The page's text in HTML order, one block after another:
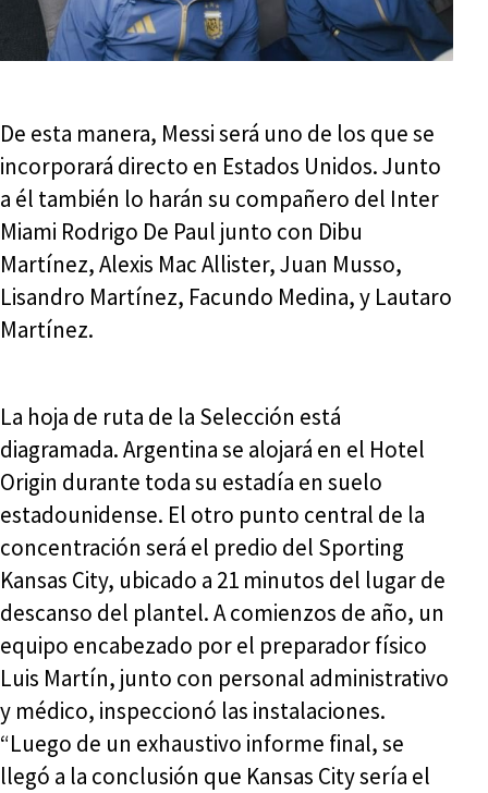
De esta manera, Messi será uno de los que se
incorporará directo en Estados Unidos. Junto
a él también lo harán su compañero del Inter
Miami Rodrigo De Paul junto con Dibu
Martínez, Alexis Mac Allister, Juan Musso,
Lisandro Martínez, Facundo Medina, y Lautaro
Martínez.
La hoja de ruta de la Selección está
diagramada. Argentina se alojará en el Hotel
Origin durante toda su estadía en suelo
estadounidense. El otro punto central de la
concentración será el predio del Sporting
Kansas City, ubicado a 21 minutos del lugar de
descanso del plantel. A comienzos de año, un
equipo encabezado por el preparador físico
Luis Martín, junto con personal administrativo
y médico, inspeccionó las instalaciones.
“Luego de un exhaustivo informe final, se
llegó a la conclusión que Kansas City sería el